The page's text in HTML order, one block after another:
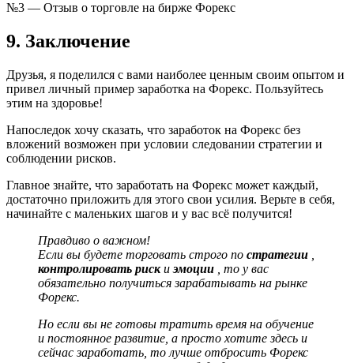
№3 — Отзыв о торговле на бирже Форекс
9. Заключение
Друзья, я поделился с вами наиболее ценным своим опытом и
привел личный пример заработка на Форекс. Пользуйтесь
этим на здоровье!
Напоследок хочу сказать, что заработок на Форекс без
вложений возможен при условии следовании стратегии и
соблюдении рисков.
Главное знайте, что заработать на Форекс может каждый,
достаточно приложить для этого свои усилия. Верьте в себя,
начинайте с маленьких шагов и у вас всё получится!
Правдиво о важном!
Если вы будете торговать строго по стратегии
контролировать рискиэмоции , то у вас
обязательно получиться зарабатывать на рынке
Форекс.
Но если вы не готовы тратить время на обучение
и постоянное развитие, а просто хотите здесь и
сейчас заработать, то лучше отбросить Форекс